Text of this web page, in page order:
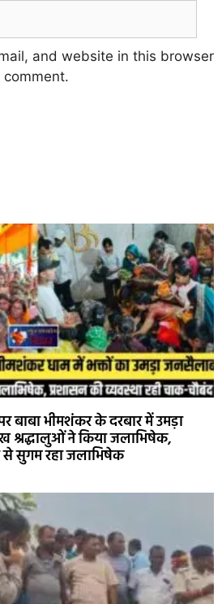
and website in this browser
बाबा भीमशंकर के दरबार में उमड़ा
ने किया जलाभिषेक,
से सुगम रहा जलाभिषेक